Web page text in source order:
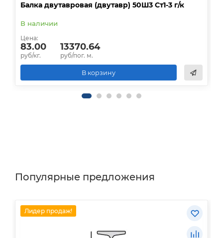
Балка двутавровая (двутавр) 50Ш3 Ст1-3 г/к
В наличии
Цена:
83.00
руб/кг.
13370.64
руб/пог. м.
В корзину
Популярные предложения
Лидер продаж!